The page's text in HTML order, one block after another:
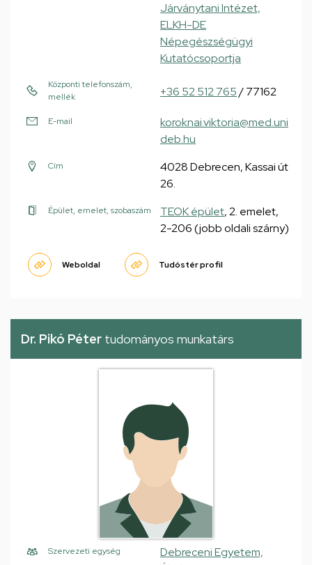
Járványtani Intézet,
ELKH-DE
Népegészségügyi
Kutatócsoportja
Központi telefonszám,
mellék
+36 52 512 765/ 77162
E-mail
koroknai.viktoria@med.uni
deb.hu
Cím
4028 Debrecen, Kassai út
26.
Épület, emelet, szobaszám TEOK épület, 2. emelet,
2-206 (jobb oldali szárny)
Weboldal Tudóstér profil
Dr. Pikó Péter tudományos munkatárs
Szervezeti egység
Debreceni Egyetem,